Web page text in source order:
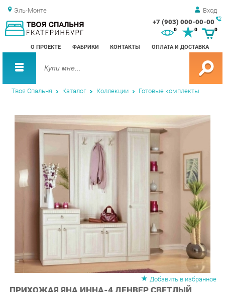
Эль-Монте Вход
+7 (903) 000-00-00
О ПРОЕКТЕ ФАБРИКИ КОНТАКТЫ ОПЛАТА И ДОСТАВКА
0 0
Твоя Спальня Каталог Коллекции Готовые комплекты
Добавить в избранное
ПРИХОЖАЯ ЯНА ИННА-4 ДЕНВЕР СВЕТЛЫЙ